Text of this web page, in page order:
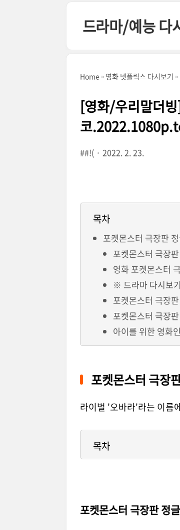
드라마/예능 다
Home 영화 넷플릭스 다시보기
[영화/우리말더
코
##!( 2022. 2. 23.
목차
포켓몬스터 극장판
포켓몬스터 극장
영화 포켓몬스터
※ 드라마 다시보
포켓몬스터 극장
포켓몬스터 극장
아이를 위한 영화
포켓몬스터 극장
라이벌 '오바라'라는 이름
목차
포켓몬스터 극장판 정